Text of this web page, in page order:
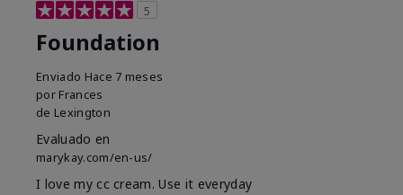
5
Foundation
Enviado Hace 7 meses
por Frances
de Lexington
Evaluado en
marykay.com/en-us/
I love my cc cream. Use it everyday